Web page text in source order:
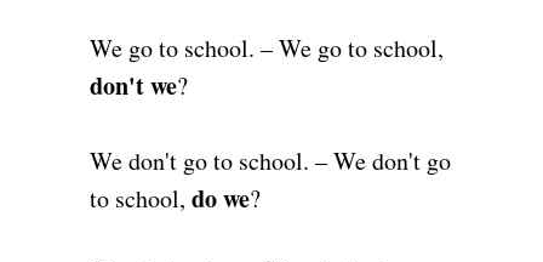
We go to school. – We go to school,
don't we?
We don't go to school. – We don't go
to school, do we?